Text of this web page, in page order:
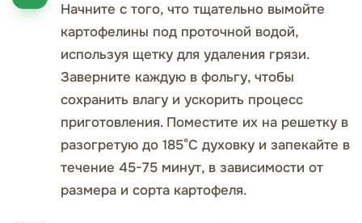
Начните с того, что тщательно вымойте
картофелины под проточной водой,
используя щетку для удаления грязи.
Заверните каждую в фольгу, чтобы
сохранить влагу и ускорить процесс
приготовления. Поместите их на решетку в
разогретую до 185°C духовку и запекайте в
течение 45-75 минут, в зависимости от
размера и сорта картофеля.